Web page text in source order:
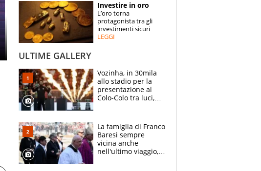
ESPERTI
CONTATTI
Investire in oro
L’oro torna
protagonista tra gli
investimenti sicuri
LEGGI
ULTIME GALLERY
Vozinha, in 30mila
allo stadio per la
presentazione al
Colo-Colo tra luci,
La famiglia di Franco
Baresi sempre
vicina anche
nell'ultimo viaggio,